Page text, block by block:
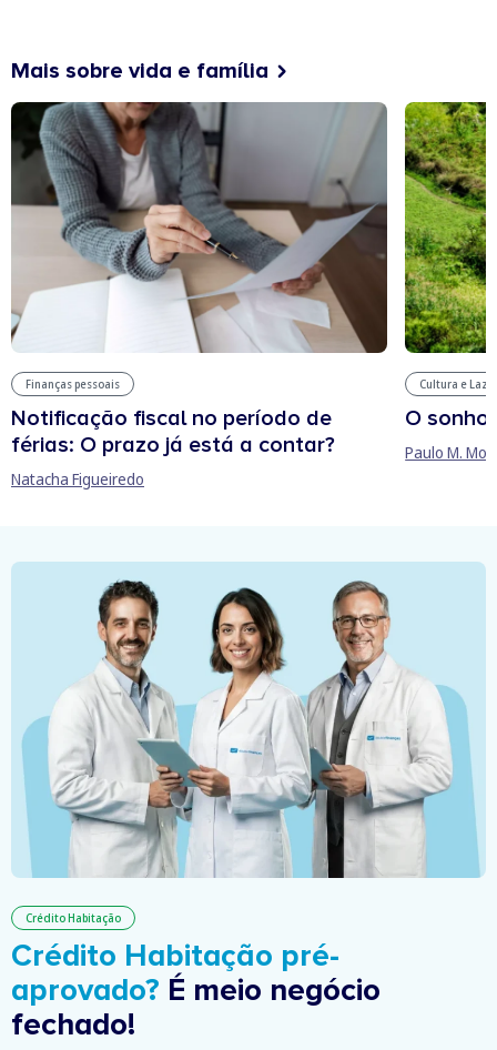
Mais sobre vida e família
Finanças pessoais
Notificação fiscal no período de
férias: O prazo já está a contar?
Natacha Figueiredo
Cultura e
O sonho
Paulo M.
Crédito Habitação
Crédito Habitação pré-
aprovado? É meio negócio
fechado!